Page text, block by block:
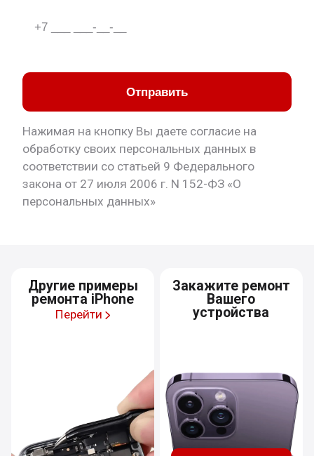
Отправить
Нажимая на кнопку Вы даете согласие на
обработку своих персональных данных в
соответствии со статьей 9 Федерального
закона от 27 июля 2006 г. N 152-ФЗ «О
персональных данных»
Другие примеры
ремонта iPhone
Перейти
Закажите ремонт
Вашего
устройства